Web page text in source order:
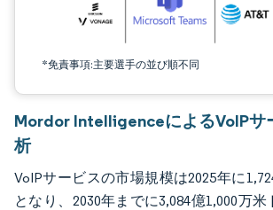
*免責事項:主要選手の並び順不同
Mordor IntelligenceによるVoIPサ
析
VoIPサービスの市場規模は2025年に
となり、2030年までに3,084億1,000万